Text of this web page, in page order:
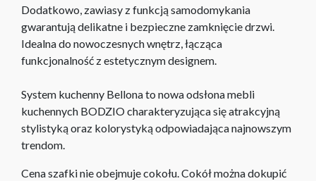
Dodatkowo, zawiasy z funkcją samodomykania
gwarantują delikatne i bezpieczne zamknięcie drzwi.
Idealna do nowoczesnych wnętrz, łącząca
funkcjonalność z estetycznym designem.
System kuchenny Bellona to nowa odsłona mebli
kuchennych BODZIO charakteryzująca się atrakcyjną
stylistyką oraz kolorystyką odpowiadająca najnowszym
trendom.
Cena szafki nie obejmuje cokołu. Cokół można dokupić